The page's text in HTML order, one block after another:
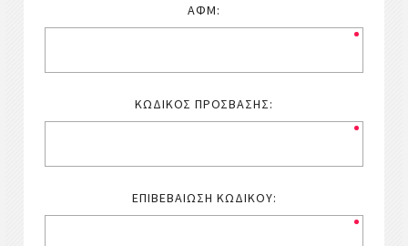
ΑΦΜ:
ΚΩΔΙΚΌΣ ΠΡΌΣΒΑΣΗΣ:
ΕΠΙΒΕΒΑΊΩΣΗ ΚΩΔΙΚΟΎ: